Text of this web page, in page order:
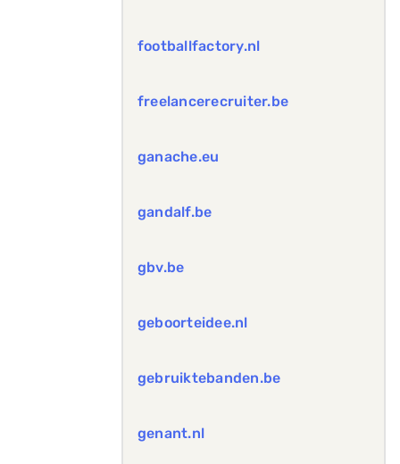
footballfactory.nl
freelancerecruiter.be
ganache.eu
gandalf.be
gbv.be
geboorteidee.nl
gebruiktebanden.be
genant.nl